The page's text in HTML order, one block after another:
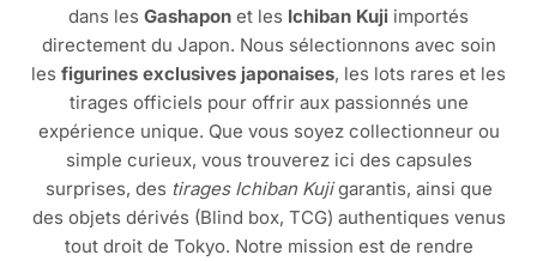
dans les Gashapon et les Ichiban Kuji importés
directement du Japon. Nous sélectionnons avec soin
les figurines exclusives japonaises, les lots rares et les
tirages officiels pour offrir aux passionnés une
expérience unique. Que vous soyez collectionneur ou
simple curieux, vous trouverez ici des capsules
surprises, des tirages Ichiban Kujigarantis, ainsi que
des objets dérivés (Blind box, TCG) authentiques venus
tout droit de Tokyo. Notre mission est de rendre